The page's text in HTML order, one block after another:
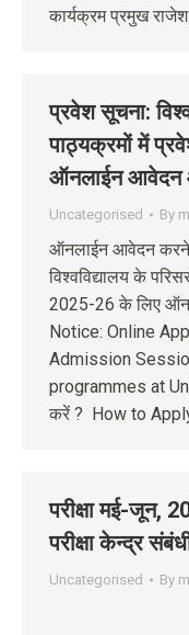
कार्यक्रम प्रमुख
प्रवेश सूचना:
पाठ्यक्रमों में
ऑनलाईन आवेदन
Uncategorised By
ऑनलाईन आवेदन
विश्वविद्यालय के
2025-26 के लिए
Notice: Online
Admission
programmes at
करें ? How to
परीक्षा मई-जून,
परीक्षा केन्‍द्र
Uncategorised By